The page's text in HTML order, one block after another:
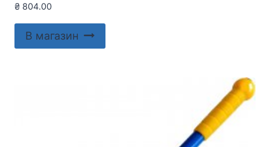
₴ 804.00
В магазин